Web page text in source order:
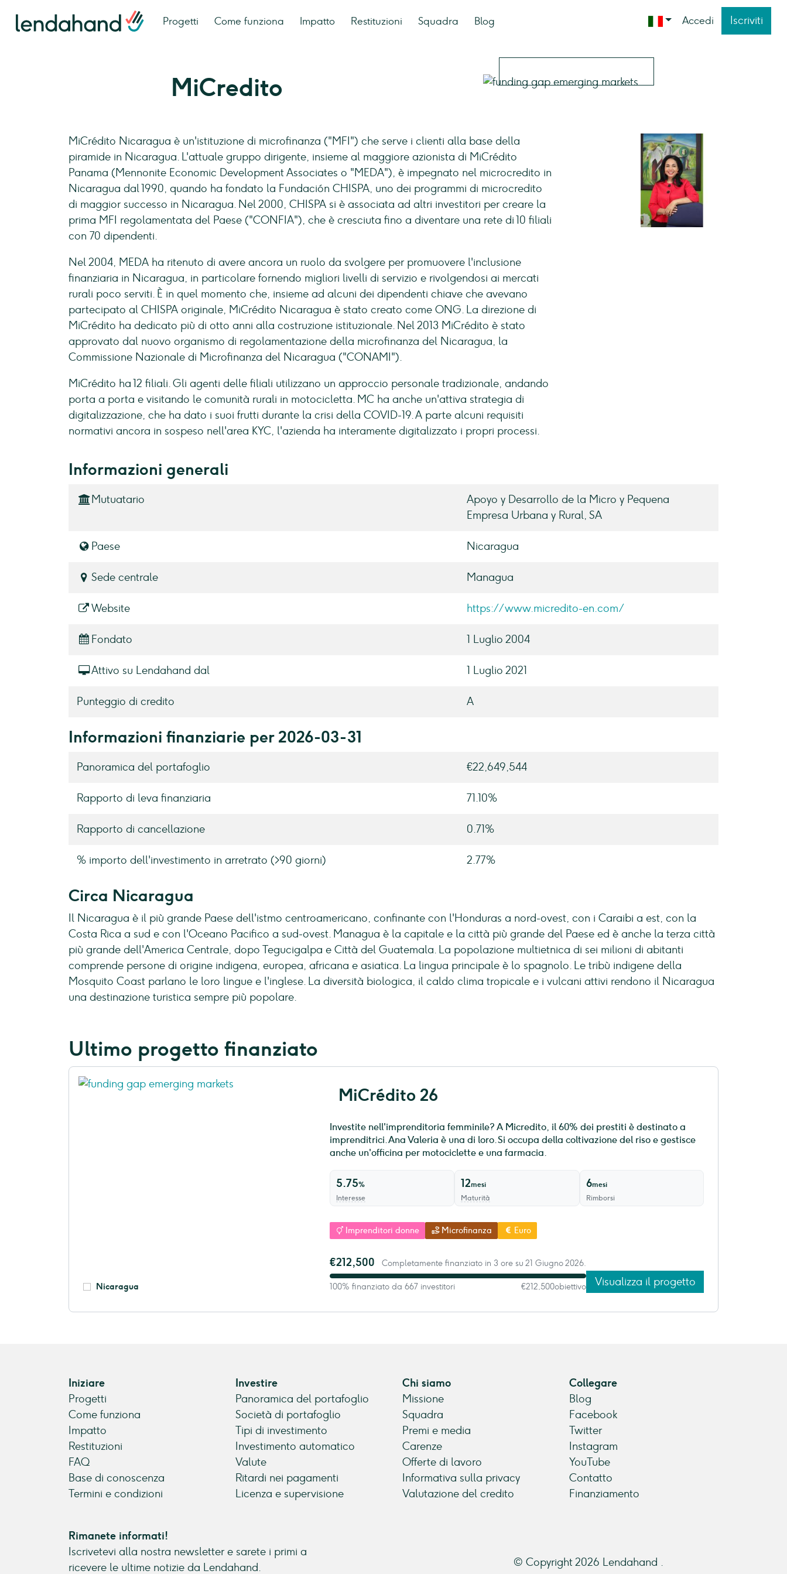
Progetti Come funziona Impatto Restituzioni Squadra Blog Accedi Iscriviti
MiCredito
MiCrédito Nicaragua è un'istituzione di microfinanza ("MFI") che serve i clienti alla base della
piramide in Nicaragua. L'attuale gruppo dirigente, insieme al maggiore azionista di MiCrédito
Panama (Mennonite Economic Development Associates o "MEDA"), è impegnato nel microcredito in
Nicaragua dal 1990, quando ha fondato la Fundación CHISPA, uno dei programmi di microcredito
di maggior successo in Nicaragua. Nel 2000, CHISPA si è associata ad altri investitori per creare la
prima MFI regolamentata del Paese ("CONFIA"), che è cresciuta fino a diventare una rete di 10 filiali
con 70 dipendenti.
Nel 2004, MEDA ha ritenuto di avere ancora un ruolo da svolgere per promuovere l'inclusione
finanziaria in Nicaragua, in particolare fornendo migliori livelli di servizio e rivolgendosi ai mercati
rurali poco serviti. È in quel momento che, insieme ad alcuni dei dipendenti chiave che avevano
partecipato al CHISPA originale, MiCrédito Nicaragua è stato creato come ONG. La direzione di
MiCrédito ha dedicato più di otto anni alla costruzione istituzionale. Nel 2013 MiCrédito è stato
approvato dal nuovo organismo di regolamentazione della microfinanza del Nicaragua, la
Commissione Nazionale di Microfinanza del Nicaragua ("CONAMI").
MiCrédito ha 12 filiali. Gli agenti delle filiali utilizzano un approccio personale tradizionale, andando
porta a porta e visitando le comunità rurali in motocicletta. MC ha anche un'attiva strategia di
digitalizzazione, che ha dato i suoi frutti durante la crisi della COVID-19. A parte alcuni requisiti
normativi ancora in sospeso nell'area KYC, l'azienda ha interamente digitalizzato i propri processi.
Informazioni generali
Mutuatario
Apoyo y Desarrollo de la Micro y Pequena
Empresa Urbana y Rural, SA
Paese Nicaragua
Sede centrale Managua
Website https://www.micredito-en.com/
Fondato 1 Luglio 2004
Attivo su Lendahand dal 1 Luglio 2021
Punteggio di credito A
Informazioni finanziarie per 2026-03-31
Panoramica del portafoglio €22,649,544
Rapporto di leva finanziaria 71.10%
Rapporto di cancellazione 0.71%
% importo dell'investimento in arretrato (>90 giorni) 2.77%
Circa Nicaragua
Il Nicaragua è il più grande Paese dell'istmo centroamericano, confinante con l'Honduras a nord-ovest, con i Caraibi a est, con la
Costa Rica a sud e con l'Oceano Pacifico a sud-ovest. Managua è la capitale e la città più grande del Paese ed è anche la terza città
più grande dell'America Centrale, dopo Tegucigalpa e Città del Guatemala. La popolazione multietnica di sei milioni di abitanti
comprende persone di origine indigena, europea, africana e asiatica. La lingua principale è lo spagnolo. Le tribù indigene della
Mosquito Coast parlano le loro lingue e l'inglese. La diversità biologica, il caldo clima tropicale e i vulcani attivi rendono il Nicaragua
una destinazione turistica sempre più popolare.
Ultimo progetto finanziato
Nicaragua
MiCrédito 26
Investite nell'imprenditoria femminile? A Micredito, il 60% dei prestiti è destinato a
imprenditrici. Ana Valeria è una di loro. Si occupa della coltivazione del riso e gestisce
anche un'officina per motociclette e una farmacia.
5.75%
Interesse
12mesi
Maturità
6mesi
Rimborsi
Imprenditori donne Microfinanza Euro
€212,500 Completamente finanziato in 3 ore su 21 Giugno 2026.
100% finanziato da 667 investitori €212,500obiettivo Visualizza il progetto
Iniziare
Progetti
Come funziona
Impatto
Restituzioni
FAQ
Base di conoscenza
Termini e condizioni
Investire
Panoramica del portafoglio
Società di portafoglio
Tipi di investimento
Investimento automatico
Valute
Ritardi nei pagamenti
Licenza e supervisione
Chi siamo
Missione
Squadra
Premi e media
Carenze
Offerte di lavoro
Informativa sulla privacy
Valutazione del credito
Collegare
Blog
Facebook
Twitter
Instagram
YouTube
Contatto
Finanziamento
Rimanete informati!
Iscrivetevi alla nostra newsletter e sarete i primi a
ricevere le ultime notizie da Lendahand.
© Copyright 2026 Lendahand .